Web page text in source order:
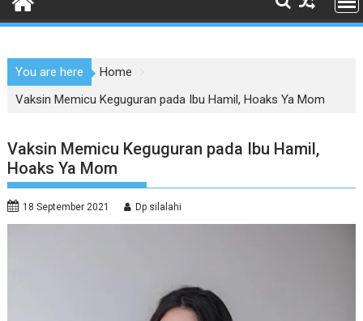
You are here
Home
Vaksin Memicu Keguguran pada Ibu Hamil, Hoaks Ya Mom
Vaksin Memicu Keguguran pada Ibu Hamil,
Hoaks Ya Mom
18 September 2021 Dp silalahi